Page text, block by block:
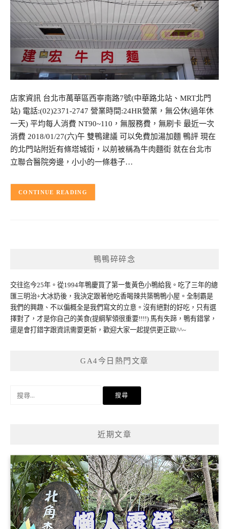
店家資訊 台北市萬華區西寧南路7號(中華路北站、MRT北門
站) 電話:(02)2371-2747 營業時間:24HR營業，無公休(過年休
一天) 平均每人消費 NT90~110，無服務費，無刷卡 最近一次
消費 2018/01/27(六)午 雙鴨建議 可以免費加湯加麵 鴨評 現在
的北門站附近有條塔城街，以前被稱為牛肉麵街 就在台北市
立聯合醫院旁邊，小小的一條巷子…
CONTINUE READING
鴨鴨碎碎念
交往迄今25年。從1994年鴨慶買了第一隻黃色小鴨給我。吃了三年的總
匯三明治+大冰奶後，我決定跟著他吃香喝辣共築鴨鴨小屋。全制霸是
我們的興趣、不以偏概全是我們寫文的立意。沒有絕對的好吃，只有選
擇對了，才是你自己的美食(提綱挈領很重要!!!!) 馬有失蹄，鴨有錯掌，
還是會打錯字跟資訊需要更新，歡迎大家一起提供更正歐^^~
GA4今日熱門文章
近期文章